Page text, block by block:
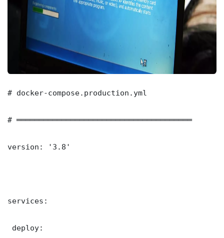
# docker-compose.production.yml
# ═══════════════════════════════════════
version: '3.8'
services:
deploy: